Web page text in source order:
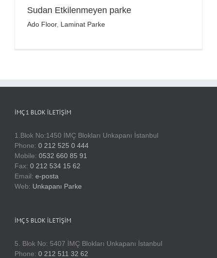
Sudan Etkilenmeyen parke
Ado Floor, Laminat Parke
İMÇ 1 BLOK İLETIŞIM
1.Blok No:1450 İMÇ Blokları Unkapanı İstanbul
Phone: 0 212 525 0 444
Mobile: 0532 660 85 91
Fax: 0 212 534 15 62
Email: e-posta
Web: Unkapanı Parke
İMÇ 5 BLOK İLETIŞIM
5. Blok No: 5407 İMÇ Blokları Unkapanı İstanbul
Phone: 0 212 511 32 62